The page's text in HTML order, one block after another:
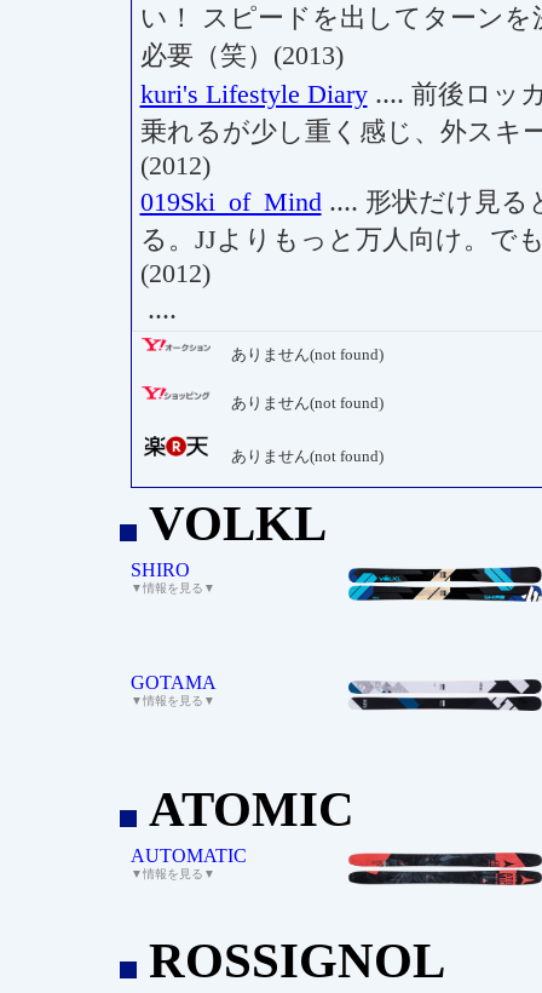
い！ スピードを出してターン
必要（笑）(2013)
kuri's Lifestyle Diary‥‥ 前後ロッ
乗れるが少し重く感じ、外スキ
(2012)
019Ski_of_Mind ‥‥ 形状だけ見
る。JJよりもっと万人向け。で
(2012)
‥‥
ありません(not found)
ありません(not found)
ありません(not found)
VOLKL
SHIRO
▼情報を見る▼
GOTAMA
▼情報を見る▼
ATOMIC
AUTOMATIC
▼情報を見る▼
ROSSIGNOL